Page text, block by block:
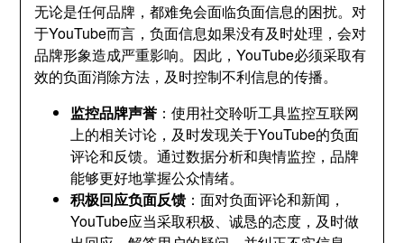
无论是任何品牌，都难免会面临负面信息的困扰。对
于YouTube而言，负面信息如果没有及时处理，会对
品牌形象造成严重影响。因此，YouTube必须采取有
效的负面消除方法，及时控制不利信息的传播。
监控品牌声誉 ：使用社交聆听工具监控互联网
上的相关讨论，及时发现关于YouTube的负面
评论和反馈。通过数据分析和舆情监控，品牌
能够更好地掌握公众情绪。
积极回应负面反馈 ：面对负面评论和新闻，
YouTube应当采取积极、诚恳的态度，及时做